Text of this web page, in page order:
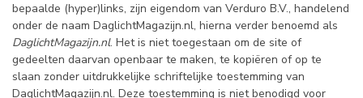
bepaalde (hyper)links, zijn eigendom van Verduro B.V., handelend
onder de naam DaglichtMagazijn.nl, hierna verder benoemd als
DaglichtMagazijn.nl. Het is niet toegestaan om de site of
gedeelten daarvan openbaar te maken, te kopiëren of op te
slaan zonder uitdrukkelijke schriftelijke toestemming van
DaglichtMagazijn.nl. Deze toestemming is niet benodigd voor